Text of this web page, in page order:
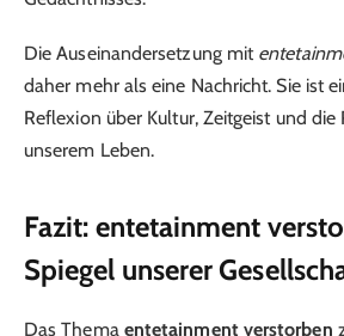
Die Auseinandersetzung mit
daher mehr als eine Nachricht. Sie ist
Reflexion über Kultur, Zeitgeist und
unserem Leben.
Fazit: entetainment
Spiegel unserer
Das Thema entetainment verstorben